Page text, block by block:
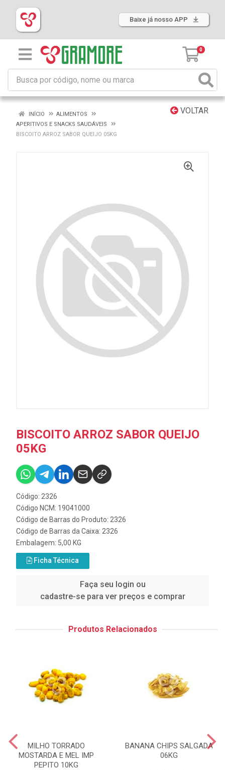
Baixe já nosso APP
0
VOLTAR
INÍCIO
ALIMENTOS
APERITIVOS E SNACKS SAUDÁVEIS
BISCOITO ARROZ SABOR QUEIJO 05KG
BISCOITO ARROZ SABOR QUEIJO
05KG
Código: 2326
Código NCM: 19041000
Código de Barras do Produto: 2326
Código de Barras da Caixa: 2326
Embalagem: 5,00 KG
Ficha Técnica
Faça seu login ou
cadastre-se para ver preços e comprar
Produtos Relacionados
MILHO TORRADO
MOSTARDA E MEL IMP
PEPITO 10KG
BANANA CHIPS SALGADA
06KG